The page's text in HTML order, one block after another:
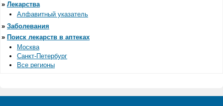
» Лекарства
Алфавитный указатель
» Заболевания
» Поиск лекарств в аптеках
Москва
Санкт-Петербург
Все регионы